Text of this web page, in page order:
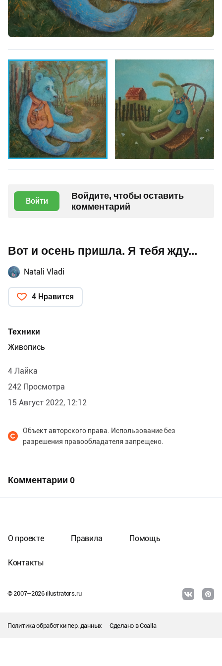
Войти
Войдите, чтобы оставить
комментарий
Вот и осень пришла. Я тебя жду...
Natali Vladi
4 Нравится
Техники
Живопись
4 Лайка
242 Просмотра
15 Август 2022, 12:12
Объект авторского права. Использование без
разрешения правообладателя запрещено.
Комментарии 0
© 2007–2026illustrators.ru
О проекте Правила Помощь
Контакты
Политика обработки пер. данных Сделано вCoalla